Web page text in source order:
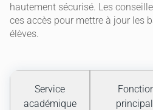
hautement sécurisé. Les
ces accès pour mettre à jour les
élèves.
Service
académique